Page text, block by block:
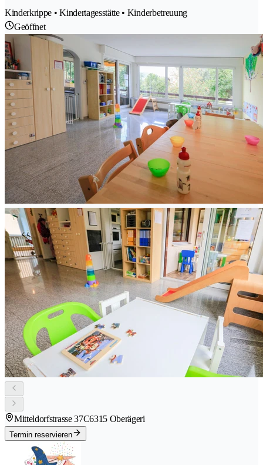
Kinderkrippe • Kindertagesstätte • Kinderbetreuung
Geöffnet
Mitteldorfstrasse 37C6315 Oberägeri
Termin reservieren